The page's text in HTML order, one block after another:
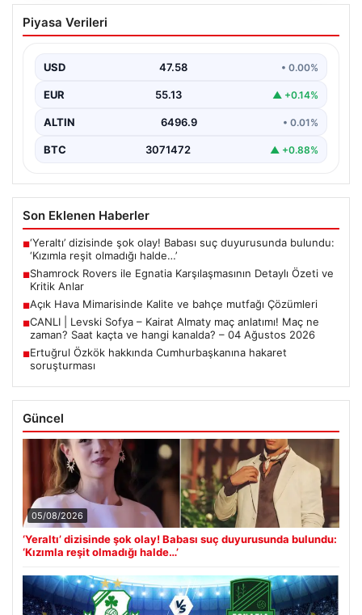
Shamrock Rovers ile Egnatia
Karşılaşmasının Detaylı Özeti ve Kritik
İrlanda temsilcisi Shamrock Rovers, Avrupa kupaları
bir…
Piyasa Verileri
USD 47.58 • 0.00%
EUR 55.13 ▲ +0.14%
ALTIN 6496.9 • 0.01%
BTC 3071472 ▲ +0.88%
Son Eklenen Haberler
■‘Yeraltı’ dizisinde şok olay! Babası suç duyurusunda bulundu:
‘Kızımla reşit olmadığı halde…’
■Shamrock Rovers ile Egnatia Karşılaşmasının Detaylı Özeti ve
Kritik Anlar
■Açık Hava Mimarisinde Kalite ve bahçe mutfağı Çözümleri
■CANLI | Levski Sofya – Kairat Almaty maç anlatımı! Maç ne
zaman? Saat kaçta ve hangi kanalda? – 04 Ağustos 2026
■Ertuğrul Özkök hakkında Cumhurbaşkanına hakaret
soruşturması
Güncel
05/08/2026
‘Yeraltı’ dizisinde şok olay! Babası suç duyurusunda bulundu:
‘Kızımla reşit olmadığı halde…’